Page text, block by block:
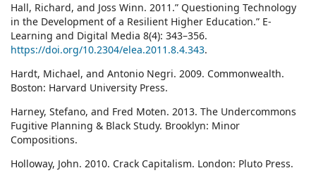
Hall, Richard, and Joss Winn. 2011.” Questioning Technology
in the Development of a Resilient Higher Education.” E-
Learning and Digital Media 8(4): 343–356.
https://doi.org/10.2304/elea.2011.8.4.343.
Hardt, Michael, and Antonio Negri. 2009. Commonwealth.
Boston: Harvard University Press.
Harney, Stefano, and Fred Moten. 2013. The Undercommons
Fugitive Planning & Black Study. Brooklyn: Minor
Compositions.
Holloway, John. 2010. Crack Capitalism. London: Pluto Press.